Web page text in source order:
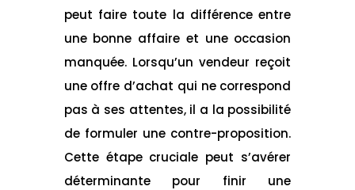
peut faire toute la différence entre
une bonne affaire et une occasion
manquée. Lorsqu’un vendeur reçoit
une offre d’achat qui ne correspond
pas à ses attentes, il a la possibilité
de formuler une contre-proposition.
Cette étape cruciale peut s’avérer
déterminante pour finir une